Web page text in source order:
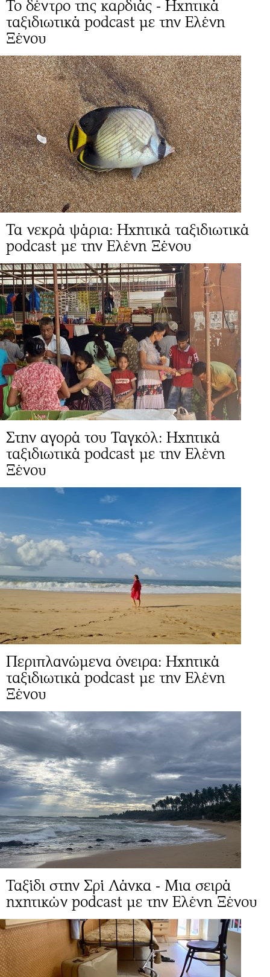
Το δέντρο της καρδιάς - Ηχητικά
ταξιδιωτικά podcast με την Ελένη
Ξένου
Τα νεκρά ψάρια: Ηχητικά ταξιδιωτικά
podcast με την Ελένη Ξένου
Στην αγορά του Ταγκόλ: Ηχητικά
ταξιδιωτικά podcast με την Ελένη
Ξένου
Περιπλανώμενα όνειρα: Ηχητικά
ταξιδιωτικά podcast με την Ελένη
Ξένου
Ταξίδι στην Σρί Λάνκα - Μια σειρά
ηχητικών podcast με την Ελένη Ξένου